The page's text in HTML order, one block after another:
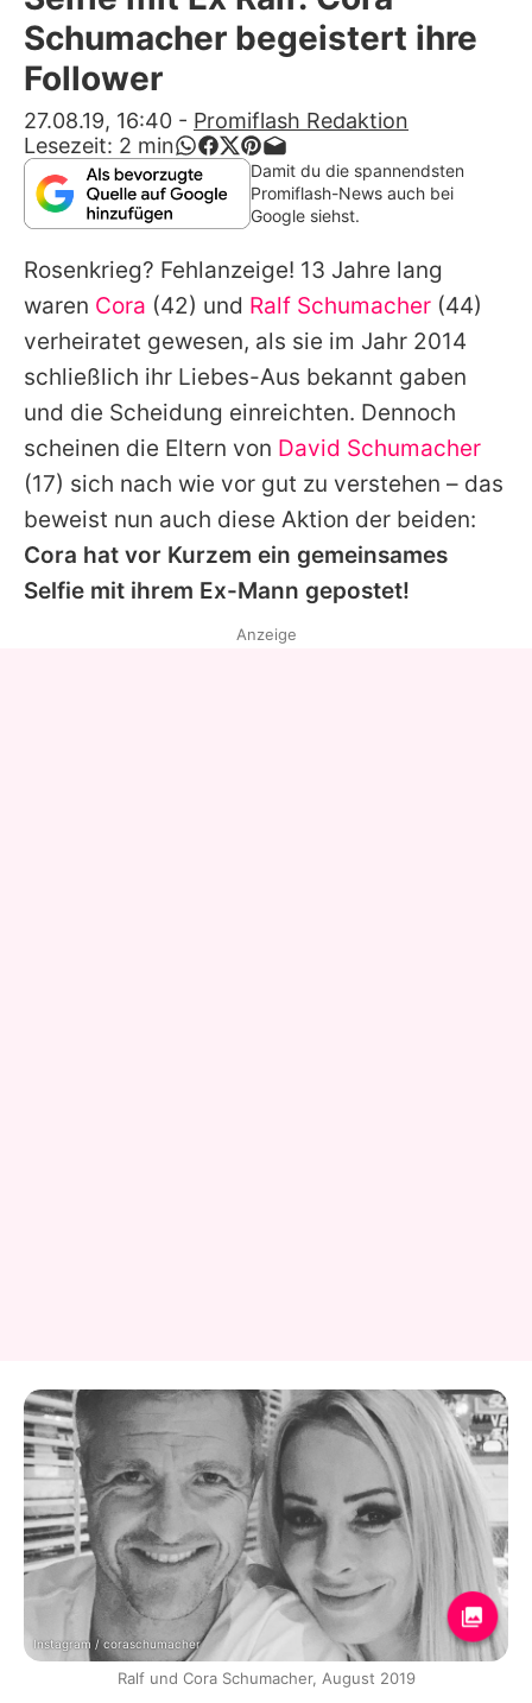
Alle Themen auf Promiflash
Jobs
App runterladen
Team
Redaktionelle Richtlinien
Impressum
Datenschutzerklärung
Nutzungsbedingungen
Utiq verwalten
Schumacher begeistert ihre
Follower
27.08.19, 16:40 - Promiflash Redaktion
Lesezeit: 2 min
Damit du die spannendsten
Promiflash-News auch bei
Google siehst.
Rosenkrieg? Fehlanzeige! 13 Jahre lang
waren Cora (42) und Ralf Schumacher (44)
verheiratet gewesen, als sie im Jahr 2014
schließlich ihr Liebes-Aus bekannt gaben
und die Scheidung einreichten. Dennoch
scheinen die Eltern von David Schumacher
(17) sich nach wie vor gut zu verstehen – das
beweist nun auch diese Aktion der beiden:
Cora hat vor Kurzem ein gemeinsames
Selfie mit ihrem Ex-Mann gepostet!
Anzeige
Instagram / coraschumacher
Ralf und Cora Schumacher, August 2019